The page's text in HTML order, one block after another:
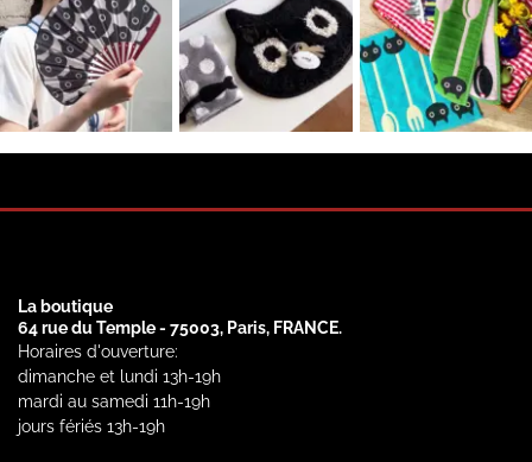
La boutique
64 rue du Temple - 75003, Paris, FRANCE.
Horaires d'ouverture:
dimanche et lundi 13h-19h
mardi au samedi 11h-19h
jours fériés 13h-19h